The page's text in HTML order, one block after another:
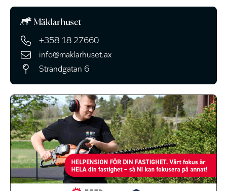
+358 18 27660
info@maklarhuset.ax
Strandgatan 6